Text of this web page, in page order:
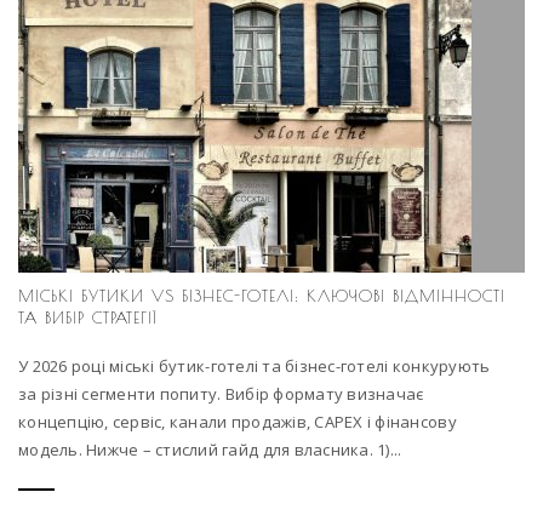
МІСЬКІ БУТИКИ VS БІЗНЕС-ГОТЕЛІ: КЛЮЧОВІ ВІДМІННОСТІ
ТА ВИБІР СТРАТЕГІЇ
У 2026 році міські бутик-готелі та бізнес-готелі конкурують
за різні сегменти попиту. Вибір формату визначає
концепцію, сервіс, канали продажів, CAPEX і фінансову
модель. Нижче – стислий гайд для власника. 1)...